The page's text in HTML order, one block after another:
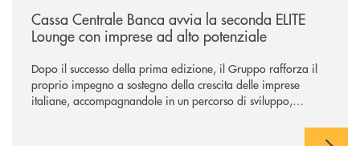
Cassa Centrale Banca avvia la seconda ELITE
Lounge con imprese ad alto potenziale
Dopo il successo della prima edizione, il Gruppo rafforza il
proprio impegno a sostegno della crescita delle imprese
italiane, accompagnandole in un percorso di sviluppo,